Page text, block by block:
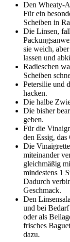
Den Wheaty-
Für ein
Scheiben in
Die Linsen,
sie weich,
lassen und
Radieschen
Scheiben
Petersilie und
hacken.
Die halbe
Die bisher
geben.
Für die
den Essig,
Die
miteinander
gleichmäßig
mindestens 1
Dadurch
Geschmack.
Den
und bei
oder als
frisches
dazu.